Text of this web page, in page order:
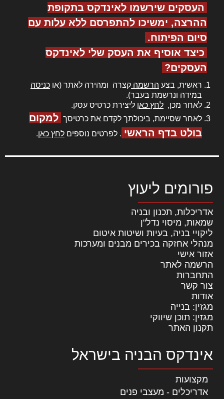
העסקים שירשמו לאינדקס בתקופת
ההרצה, ימשיכו להתפרסם ללא עלות עם
סיום הפיתוח.
כיצד אוסיף את העסק שלי לאינדקס
העסקים?
ראשית, בצע הרשמה קצרה ומהירה לאתר (או כניסה
במידה ונרשמת בעבר).
לאחר מכן, לחץ כאן ליצירת כרטיס עסק.
לאחר שסיימת, ביכולתך לקדם את כרטיסך למקום
בולט בדף הראשי . לפרטים נוספים לחץ כאן.
פורומים ליעוץ
אדריכלות, תכנון ובניה
שמאות, מיסוי נדל"ן
ליקויי בניה, בעיות ושיטות איטום
מנהלי אחזקה בכירים מבנים ומערכות
אזור אישי
הרשמה לאתר
התחברות
צור קשר
אודות
מגזין: בנייה
מגזין: תוכן שיווקי
תקנון האתר
אינדקס הבניה בישראל
מקצועות
אדריכלים - מעצבי פנים